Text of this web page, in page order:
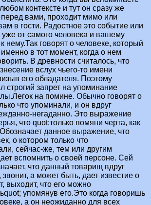
контексте и тут он сразу же
перед вами, проходит мимо или
в гости. Радостное это событие или
уже от самого человека и вашему
нему.Так говорят о человеке, который
в тот момент, когда о нем
В древности считалось, что
вслух чьего-то имени
его обладателя. Поэтому
строгий запрет на упоминание
на помине. Обычно говорят о
что упоминали, и он вдруг
негаданно. Это выражение
что quot;только помяни черта, как
данное выражение, что
о котором только что
сейчас-же, тем или другим
вспомнить о своей персоне. Сей
что данный товарищ вдруг
звонит, а может быть, дает известие о
выходит, что его можно
упомянув его.Это когда говоришь
а он неожиданно для всех